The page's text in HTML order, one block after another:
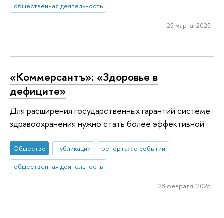
общественная деятельность
25 марта 2025
«Коммерсантъ»: «Здоровье в
дефиците»
Для расширения государственных гарантий системе
здравоохранения нужно стать более эффективной
Общество публикации
репортаж о событии
общественная деятельность
28 февраля 2025